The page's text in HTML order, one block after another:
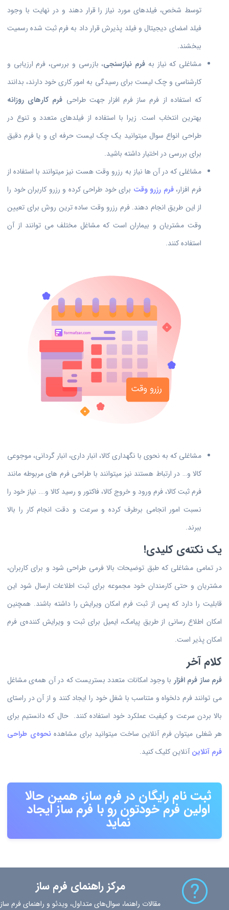
توسط شخص، فیلدهای مورد نیاز را قرار دهند و در نهایت با وجود
فیلد امضای دیجیتال و فیلد پذیرش قرار داد به فرم ثبت شده رسمیت
ببخشند.
مشاغلی که نیاز به فرم نیازسنجی، بازرسی و بررسی، فرم ارزیابی و
کارشناسی و چک لیست برای رسیدگی به امور کاری خود دارند، بدانند
که استفاده از فرم ساز فرم افزار جهت طراحی فرم کارهای روزانه
بهترین انتخاب است. زیرا با استفاده از فیلدهای متعدد و تنوع در
طراحی انواع سوال میتوانید یک چک لیست حرفه ای و یا فرم دقیق
برای بررسی در اختیار داشته باشید.
مشاغلی که در آن ها نیاز به رزرو وقت هست نیز میتوانند با استفاده از
فرم افزار،فرم رزرو وقت برای خود طراحی کرده و رزرو کاربران خود را
از این طریق انجام دهند. فرم رزرو وقت ساده ترین روش برای تعیین
وقت مشتریان و بیماران است که مشاغل مختلف می توانند از آن
استفاده کنند.
مشاغلی که به نحوی با نگهداری کالا، انبار داری، انبار گردانی، موجوعی
کالا و… در ارتباط هستند نیز میتوانند با طراحی فرم های مربوطه مانند
فرم ثبت کالا، فرم ورود و خروج کالا، فاکتور و رسید کالا و…. نیاز خود را
نسبت امور انجامی برطرف کرده و سرعت و دقت انجام کار را بالا
ببرند.
یک نکته‌ی کلیدی!
در تمامی مشاغلی که طبق توضیحات بالا فرمی طراحی شود و برای کاربران،
مشتریان و حتی کارمندان خود مجموعه برای ثبت اطلاعات ارسال شود این
قابلیت را دارد که پس از ثبت فرم امکان ویرایش را داشته باشند. همچنین
امکان اطلاع رسانی از طریق پیامک، ایمیل برای ثبت و ویرایش کننده‌ی فرم
امکان پذیر است.
کلام آخر
فرم ساز فرم افزار با وجود امکانات متعدد بستریست که در آن همه‌ی مشاغل
می توانند فرم دلخواه و متناسب با شغل خود را ایجاد کنند و از آن در راستای
بالا بردن سرعت و کیفیت عملکرد خود استفاده کنند. حال که دانستیم برای
هر شغلی میتوان فرم آنلاین ساخت میتوانید برای مشاهدهنحوه‌ی طراحی
فرم آنلاینآنلاین کلیک کنید.
ثبت نام رایگان در فرم ساز، همین حالا
اولین فرم خودتون رو با فرم ساز ایجاد
نماید
مرکز راهنمای فرم ساز
مقالات راهنما، سوال‌های متداول، ویدئو و راهنمای فرم ساز